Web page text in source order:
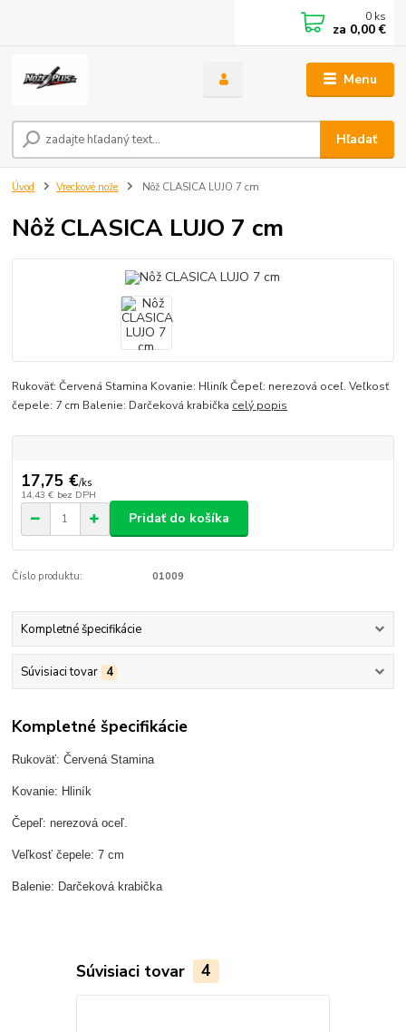
Menu
Hľadať
0 ks
za 0,00 €
Úvod Vreckové nože Nôž CLASICA LUJO 7 cm
Nôž CLASICA LUJO 7 cm
Rukoväť: Červená Stamina Kovanie: Hliník Čepeľ: nerezová oceľ. Veľkosť
čepele: 7 cm Balenie: Darčeková krabička celý popis
17,75 €/ks
14,43 € bez DPH
Pridať do košíka
Číslo produktu: 01009
Kompletné špecifikácie
Súvisiaci tovar 4
Kompletné špecifikácie
Rukoväť: Červená Stamina
Kovanie: Hliník
Čepeľ: nerezová oceľ.
Veľkosť čepele: 7 cm
Balenie: Darčeková krabička
Súvisiaci tovar 4